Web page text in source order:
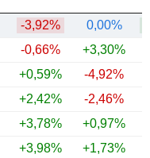
-3,92% 0,00%
-0,66% +3,30%
+0,59% -4,92%
+2,42% -2,46%
+3,78% +0,97%
+3,98% +1,73%